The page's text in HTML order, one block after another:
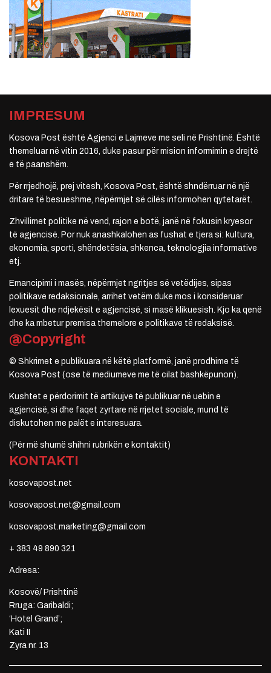
IMPRESUM
Kosova Post është Agjenci e Lajmeve me seli në Prishtinë. Është
themeluar në vitin 2016, duke pasur për mision informimin e drejtë
e të paanshëm.
Për rrjedhojë, prej vitesh, Kosova Post, është shndërruar në një
dritare të besueshme, nëpërmjet së cilës informohen qytetarët.
Zhvillimet politike në vend, rajon e botë, janë në fokusin kryesor
të agjencisë. Por nuk anashkalohen as fushat e tjera si: kultura,
ekonomia, sporti, shëndetësia, shkenca, teknologjia informative
etj.
Emancipimi i masës, nëpërmjet ngritjes së vetëdijes, sipas
politikave redaksionale, arrihet vetëm duke mos i konsideruar
lexuesit dhe ndjekësit e agjencisë, si masë klikuesish. Kjo ka qenë
dhe ka mbetur premisa themelore e politikave të redaksisë.
@Copyright
© Shkrimet e publikuara në këtë platformë, janë prodhime të
Kosova Post (ose të mediumeve me të cilat bashkëpunon).
Kushtet e përdorimit të artikujve të publikuar në uebin e
agjencisë, si dhe faqet zyrtare në rrjetet sociale, mund të
diskutohen me palët e interesuara.
(Për më shumë shihni rubrikën e kontaktit)
KONTAKTI
kosovapost.net
kosovapost.net@gmail.com
kosovapost.marketing@gmail.com
+ 383 49 890 321
Adresa:
Kosovë/ Prishtinë
Rruga: Garibaldi;
‘Hotel Grand’;
Kati II
Zyra nr. 13